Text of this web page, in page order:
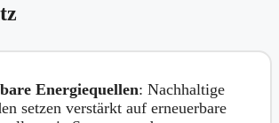
Energiequellen: Nachhaltige
setzen verstärkt auf erneuerbare